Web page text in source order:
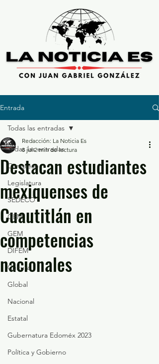
Entrada
Todas las entradas
Congreso
Legislatura
SEDECO
GEM
GEM
DIFEM
Cultura
Global
Nacional
Estatal
Gubernatura Edoméx 2023
Política y Gobierno
Todas las entradas
Destacan estudiantes
mexiquenses de
Cuautitlán en
competencias
nacionales
Redacción: La Noticia Es
8 jul 2 min de lectura